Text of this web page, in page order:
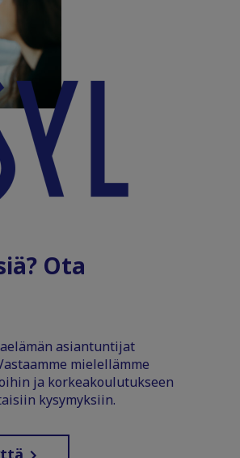
Ota
asiantuntijat
mielellämme
ja korkeakoulutukseen
kysymyksiin.